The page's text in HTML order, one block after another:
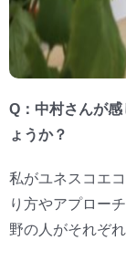
Q：中村さんが
ょうか？
私がユネスコエ
り方やアプロー
野の人がそれぞ